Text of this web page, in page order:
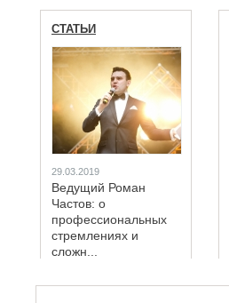
СТАТЬИ
29.03.2019
Ведущий Роман
Частов: о
профессиональных
стремлениях и
сложн...